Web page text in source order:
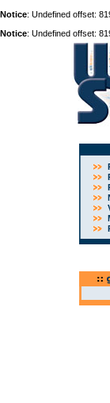
Notice: Undefined offset:
Notice: Undefined offset: